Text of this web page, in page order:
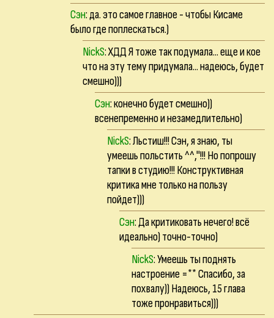
Сэн: да. это самое главное - чтобы Кисаме
было где поплескаться.)
NickS: ХДД Я тоже так подумала... еще и кое
что на эту тему придумала... надеюсь, будет
смешно)))
Сэн: конечно будет смешно))
всенепременно и незамедлительно)
NickS: Льстиш!!! Сэн, я знаю, ты
умеешь польстить ^^,"!!! Но попрошу
тапки в студию!!! Конструктивная
критика мне только на пользу
пойдет)))
Сэн: Да критиковать нечего! всё
идеально) точно-точно)
NickS: Умеешь ты поднять
настроение =** Спасибо, за
похвалу)) Надеюсь, 15 глава
тоже пронравиться)))